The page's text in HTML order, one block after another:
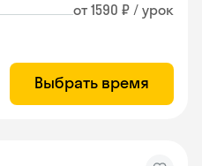
от 1590 ₽ / урок
Выбрать время